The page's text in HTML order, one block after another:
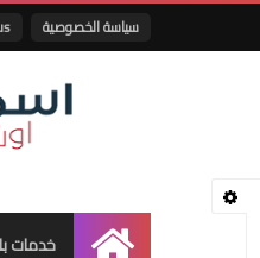
سياسة الخصوصية
الرئيسية
خدمات